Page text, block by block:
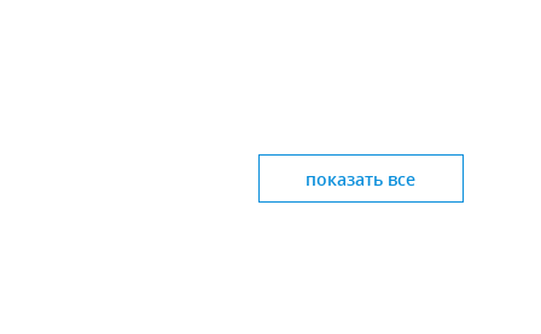
показать все